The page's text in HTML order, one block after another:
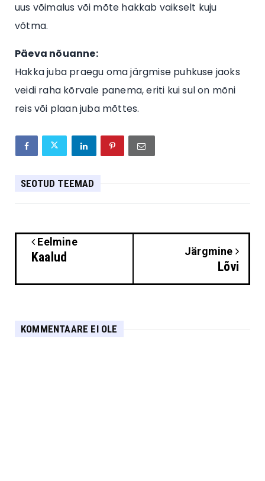
uus võimalus või mõte hakkab vaikselt kuju
võtma.
Päeva nõuanne:
Hakka juba praegu oma järgmise puhkuse jaoks
veidi raha kõrvale panema, eriti kui sul on mõni
reis või plaan juba mõttes.
SEOTUD TEEMAD
Eelmine
Kaalud Järgmine
Lõvi
KOMMENTAARE EI OLE